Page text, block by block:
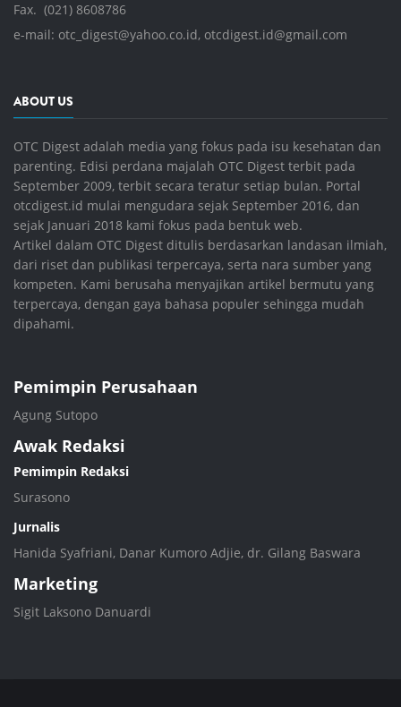
Fax. (021) 8608786
e-mail: otc_digest@yahoo.co.id, otcdigest.id@gmail.com
ABOUT US
OTC Digest adalah media yang fokus pada isu kesehatan dan
parenting. Edisi perdana majalah OTC Digest terbit pada
September 2009, terbit secara teratur setiap bulan. Portal
otcdigest.id mulai mengudara sejak September 2016, dan
sejak Januari 2018 kami fokus pada bentuk web.
Artikel dalam OTC Digest ditulis berdasarkan landasan ilmiah,
dari riset dan publikasi terpercaya, serta nara sumber yang
kompeten. Kami berusaha menyajikan artikel bermutu yang
terpercaya, dengan gaya bahasa populer sehingga mudah
dipahami.
Pemimpin Perusahaan
Agung Sutopo
Awak Redaksi
Pemimpin Redaksi
Surasono
Jurnalis
Hanida Syafriani, Danar Kumoro Adjie, dr. Gilang Baswara
Marketing
Sigit Laksono Danuardi